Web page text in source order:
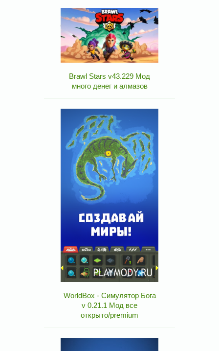
Brawl Stars v43.229 Мод
много денег и алмазов
WorldBox - Симулятор Бога
v 0.21.1 Мод все
открыто/premium